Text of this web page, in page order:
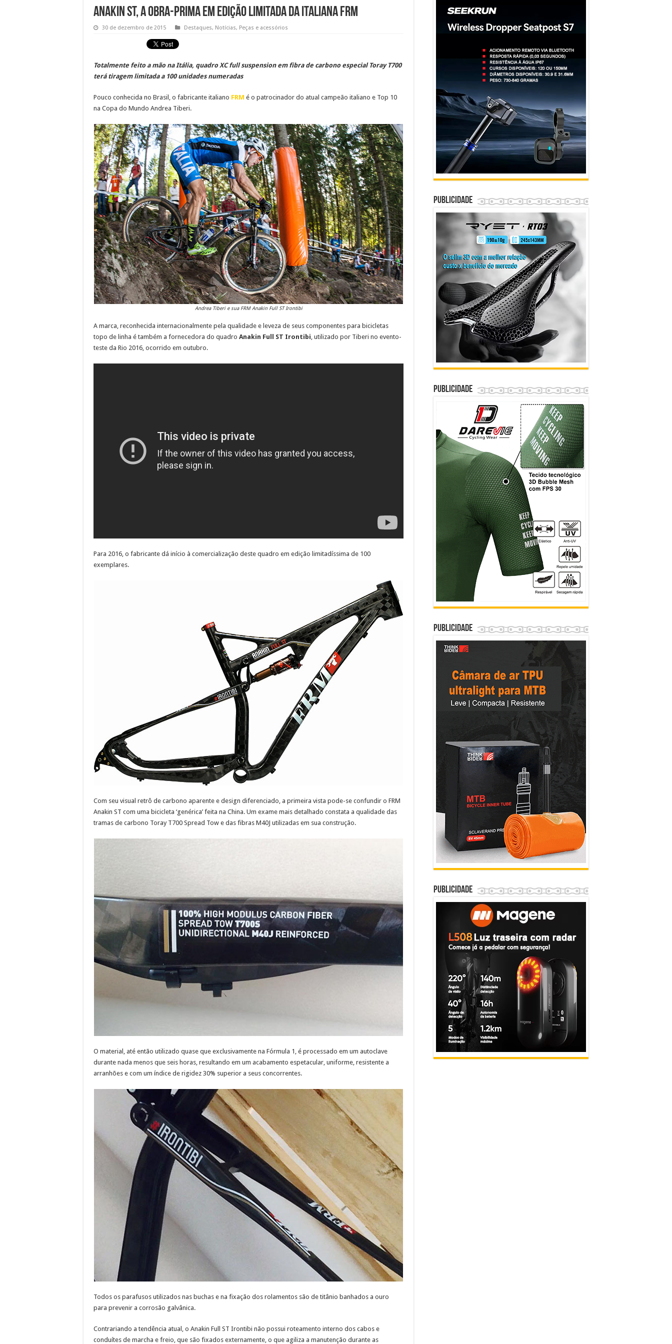
Anakin ST, a obra-prima em edição limitada da italiana FRM
30 de dezembro de 2015 Destaques, Notícias, Peças e acessórios
Totalmente feito a mão na Itália, quadro XC full suspension em fibra de carbono especial Toray T700
terá tiragem limitada a 100 unidades numeradas
Pouco conhecida no Brasil, o fabricante italiano FRM é o patrocinador do atual campeão italiano e Top 10
na Copa do Mundo Andrea Tiberi.
Andrea Tiberi e sua FRM Anakin Full ST Irontibi
A marca, reconhecida internacionalmente pela qualidade e leveza de seus componentes para bicicletas
topo de linha é também a fornecedora do quadro Anakin Full ST Irontibi , utilizado por Tiberi no evento-
teste da Rio 2016, ocorrido em outubro.
Para 2016, o fabricante dá início à comercialização deste quadro em edição limitadíssima de 100
exemplares.
Com seu visual retrô de carbono aparente e design diferenciado, a primeira vista pode-se confundir o FRM
Anakin ST com uma bicicleta ‘genérica’ feita na China. Um exame mais detalhado constata a qualidade das
tramas de carbono Toray T700 Spread Tow e das fibras M40J utilizadas em sua construção.
O material, até então utilizado quase que exclusivamente na Fórmula 1, é processado em um autoclave
durante nada menos que seis horas, resultando em um acabamento espetacular, uniforme, resistente a
arranhões e com um índice de rigidez 30% superior a seus concorrentes.
Todos os parafusos utilizados nas buchas e na fixação dos rolamentos são de titânio banhados a ouro
para prevenir a corrosão galvânica.
Contrariando a tendência atual, o Anakin Full ST Irontibi não possui roteamento interno dos cabos e
conduítes de marcha e freio, que são fixados externamente, o que agiliza a manutenção durante as
Publicidade
Publicidade
Publicidade
Publicidade